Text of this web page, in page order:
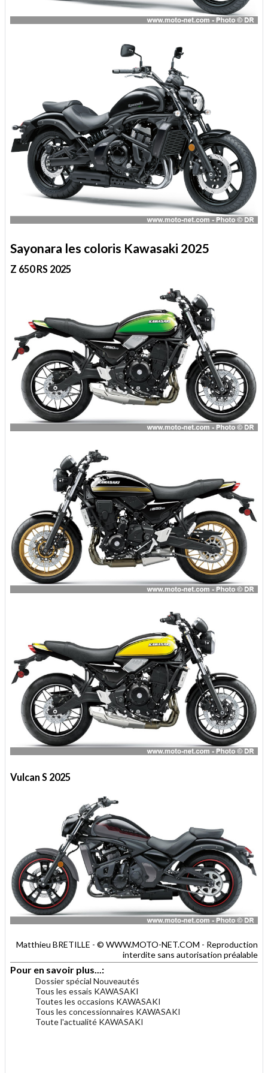
Sayonara les coloris Kawasaki 2025
Z 650 RS 2025
Vulcan S 2025
Matthieu BRETILLE - © WWW.MOTO-NET.COM - Reproduction
interdite sans autorisation préalable
Pour en savoir plus...:
Dossier spécial Nouveautés
Tous les essais KAWASAKI
Toutes les occasions KAWASAKI
Tous les concessionnaires KAWASAKI
Toute l'actualité KAWASAKI